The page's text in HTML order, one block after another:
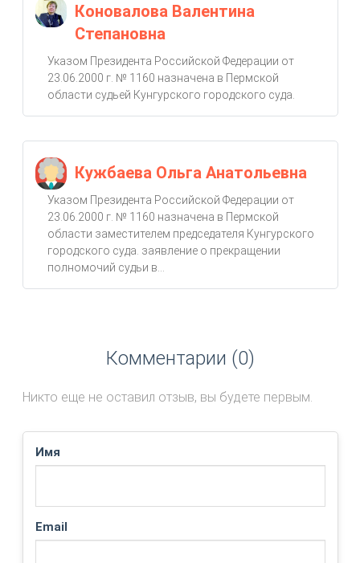
Коновалова Валентина
Степановна
Указом Президента Российской Федерации от
23.06.2000 г. № 1160 назначена в Пермской
области судьей Кунгурского городского суда.
Кужбаева Ольга Анатольевна
Указом Президента Российской Федерации от
23.06.2000 г. № 1160 назначена в Пермской
области заместителем председателя Кунгурского
городского суда. заявление о прекращении
полномочий судьи в...
Комментарии (0)
Никто еще не оставил отзыв, вы будете первым.
Имя
Email